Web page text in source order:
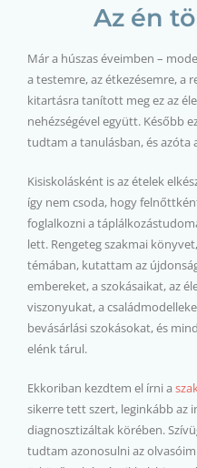
Az én
Már a húszas éveimben –
a testemre, az étkezésemre, a
kitartásra tanított meg ez az
nehézségével együtt. Később
tudtam a tanulásban, és azóta
Kisiskolásként is az ételek
így nem csoda, hogy
foglalkozni a
lett. Rengeteg szakmai
témában, kutattam az
embereket, a szokásaikat, az
viszonyukat, a
bevásárlási szokásokat, és
elénk tárul.
Ekkoriban kezdtem el írni a
sikerre tett szert, leginkább az
diagnosztizáltak körében.
tudtam azonosulni az